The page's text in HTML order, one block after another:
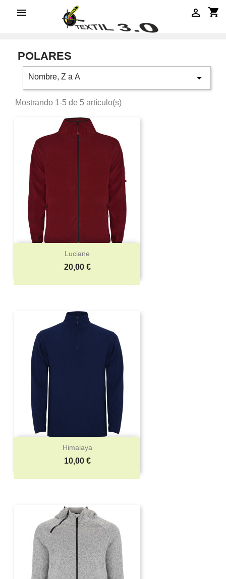
 shopping_cart

POLARES
Nombre, Z a A 
Mostrando 1-5 de 5 artículo(s)
Luciane
Precio
20,00 €
Himalaya
Precio
10,00 €